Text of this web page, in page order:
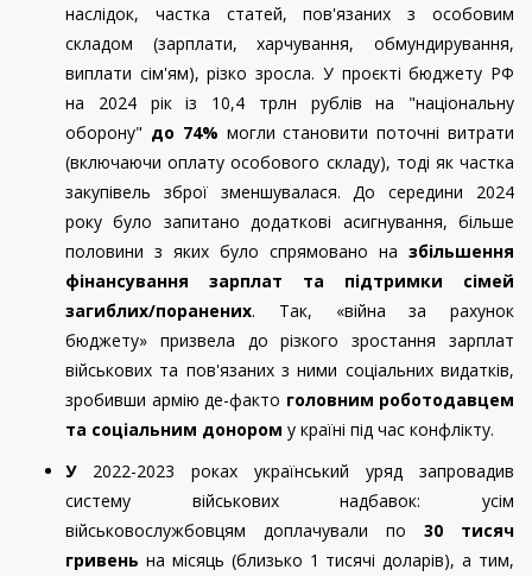
наслідок, частка статей, пов'язаних з особовим
складом (зарплати, харчування, обмундирування,
виплати сім'ям), різко зросла. У проєкті бюджету РФ
на 2024 рік із 10,4 трлн рублів на "національну
оборону" до 74% могли становити поточні витрати
(включаючи оплату особового складу), тоді як частка
закупівель зброї зменшувалася. До середини 2024
року було запитано додаткові асигнування, більше
половини з яких було спрямовано на збільшення
фінансування зарплат та підтримки сімей
загиблих/поранених. Так, «війна за рахунок
бюджету» призвела до різкого зростання зарплат
військових та пов'язаних з ними соціальних видатків,
зробивши армію де-факто головним роботодавцем
та соціальним донором у країні під час конфлікту.
У2022-2023 роках український уряд запровадив
систему військових надбавок: усім
військовослужбовцям доплачували по 30 тисяч
гривень на місяць (близько 1 тисячі доларів), а тим,